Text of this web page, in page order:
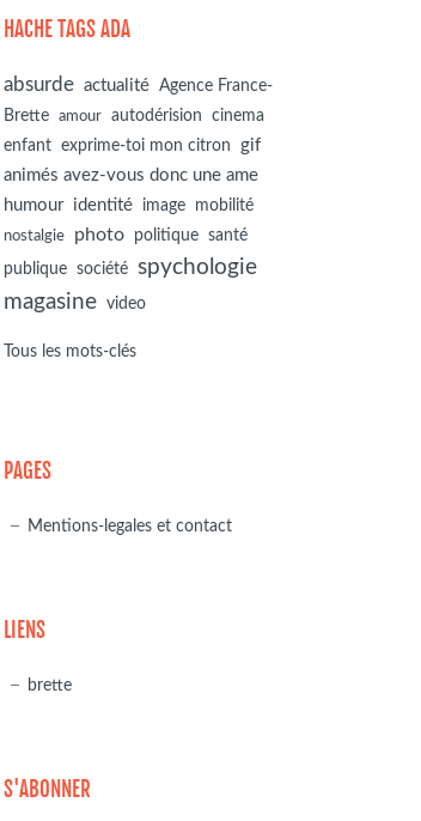
HACHE TAGS ADA
absurde actualité Agence France-
Brette
amour autodérision
cinema
enfant exprime-toi mon citron
gif
animés avez-vous donc une ame
humour identité image mobilité
nostalgie photo politique santé
publique société spychologie
magasine video
Tous les mots-clés
PAGES
Mentions-legales et contact
LIENS
brette
S'ABONNER